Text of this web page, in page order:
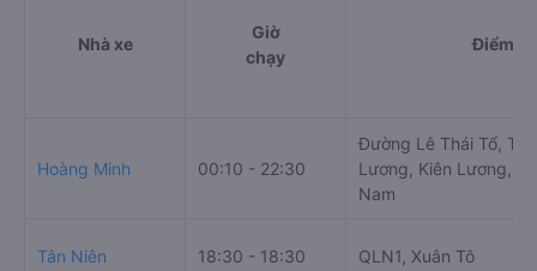
Nhà xe
Giờ
chạy
Điểm đi
Hoàng Minh 00:10 - 22:30
Đường Lê Thái Tổ, Thị
Lương, Kiên Lương,
Nam
Tân Niên 18:30 - 18:30 QLN1, Xuân Tô